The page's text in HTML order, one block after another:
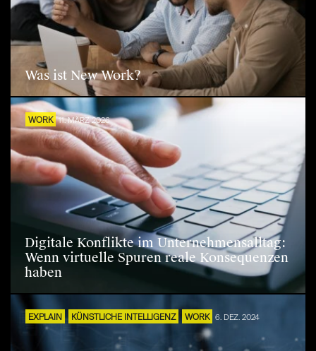
Was ist New Work?
WORK 11. MÄRZ 2026
Digitale Konflikte im Unternehmensalltag:
Wenn virtuelle Spuren reale Konsequenzen
haben
EXPLAIN KÜNSTLICHE INTELLIGENZ WORK 6. DEZ. 2024